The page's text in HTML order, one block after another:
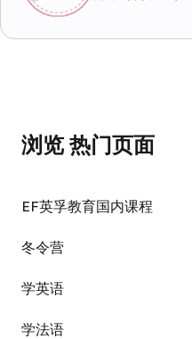
浏览 热门页面
EF英孚教育国内课程
冬令营
学英语
学法语